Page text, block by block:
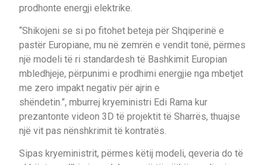
prodhonte energji elektrike.
“Shikojeni se si po fitohet beteja për Shqiperinë e
pastër Europiane, mu në zemrën e vendit tonë, përmes
një modeli të ri standardesh të Bashkimit Europian
mbledhjeje, përpunimi e prodhimi energjie nga mbetjet
me zero impakt negativ për ajrin e
shëndetin.”, mburrej kryeministri Edi Rama kur
prezantonte videon 3D të projektit të Sharrës, thuajse
një vit pas nënshkrimit të kontratës.
Sipas kryeministrit, përmes këtij modeli, qeveria do të